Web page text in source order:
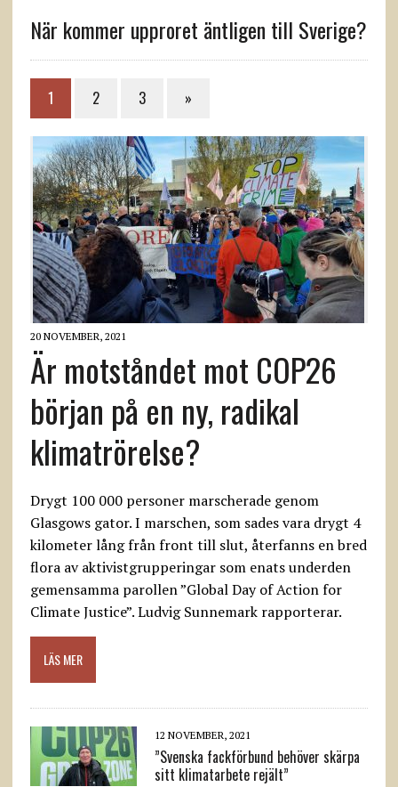
När kommer upproret äntligen till Sverige?
1 2 3 »
20 NOVEMBER, 2021
Är motståndet mot COP26
början på en ny, radikal
klimatrörelse?
Drygt 100 000 personer marscherade genom
Glasgows gator. I marschen, som sades vara drygt 4
kilometer lång från front till slut, återfanns en bred
flora av aktivistgrupperingar som enats underden
gemensamma parollen ”Global Day of Action for
Climate Justice”. Ludvig Sunnemark rapporterar.
LÄS MER
12 NOVEMBER, 2021
”Svenska fackförbund behöver skärpa
sitt klimatarbete rejält”